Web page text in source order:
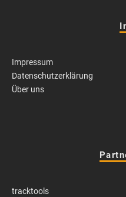
Impressum
Datenschutzerklärung
Über uns
tracktools